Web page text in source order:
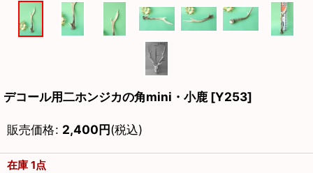
デコール用二ホンジカの角mini・小鹿 [Y253]
販売価格: 2,400円(税込)
在庫 1点